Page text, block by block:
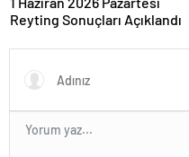
Reyting Sonuçları Açıklandı